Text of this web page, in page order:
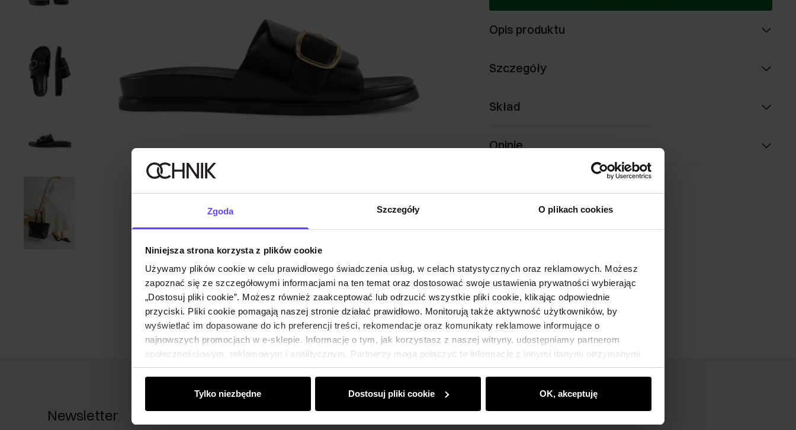
Zgoda Szczegóły O plikach cookies
Niniejsza strona korzysta z plików cookie
Używamy plików cookie w celu prawidłowego świadczenia usług, w celach statystycznych oraz reklamowych. Możesz
zapoznać się ze szczegółowymi informacjami na ten temat oraz dostosować swoje ustawienia prywatności wybierając
„Dostosuj pliki cookie”. Możesz również zaakceptować lub odrzucić wszystkie pliki cookie, klikając odpowiednie
przyciski. Pliki cookie pomagają naszej stronie działać prawidłowo. Monitorują także aktywność użytkowników, by
wyświetlać im dopasowane do ich preferencji treści, rekomendacje oraz komunikaty reklamowe informujące o
najnowszych promocjach w e-sklepie. Informacje o tym, jak korzystasz z naszej witryny, udostępniamy partnerom
społecznościowym, reklamowym i analitycznym. Partnerzy mogą połączyć te informacje z innymi danymi otrzymanymi
od Ciebie lub uzyskanymi podczas korzystania z ich usług.
Tylko niezbędne Dostosuj pliki cookie OK, akceptuję
Opis produktu
Szczegóły
Skład
Opinie
Newsletter Klub Klienta Ochnik